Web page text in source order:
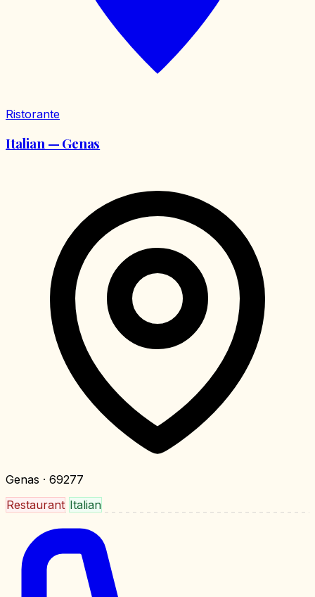
Ristorante
Italian — Genas
Genas · 69277
Restaurant Italian